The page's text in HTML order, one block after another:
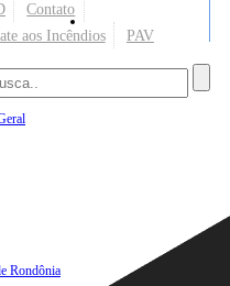
Rondônia
Sites
Contato
aos Incêndios PAV